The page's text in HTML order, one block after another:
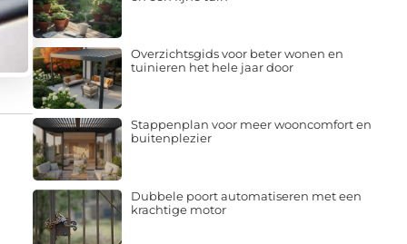
Overzichtsgids voor beter wonen en
tuinieren het hele jaar door
Stappenplan voor meer wooncomfort en
buitenplezier
Dubbele poort automatiseren met een
krachtige motor